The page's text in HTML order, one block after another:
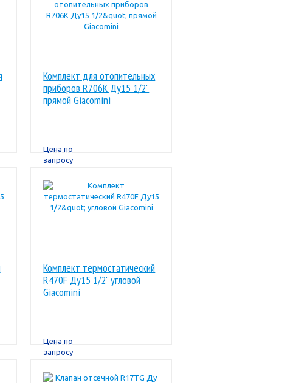
Комплект для отопительных
приборов R706K Ду15 1/2"
прямой Giacomini
Цена по
запросу
Комплект термостатический
R470F Ду15 1/2" угловой
Giacomini
Цена по
запросу